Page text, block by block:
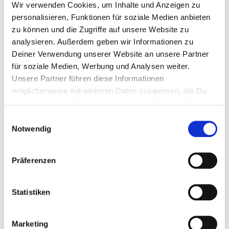
Wir verwenden Cookies, um Inhalte und Anzeigen zu
personalisieren, Funktionen für soziale Medien anbieten
zu können und die Zugriffe auf unsere Website zu
analysieren. Außerdem geben wir Informationen zu
Deiner Verwendung unserer Website an unsere Partner
für soziale Medien, Werbung und Analysen weiter.
Unsere Partner führen diese Informationen
möglicherweise mit weiteren Daten zusammen, die Du
Notwendig
Präferenzen
Statistiken
Marketing
PORTEZ !
HARA-NATURALS TE DONNE LA FORCE DE
VIVRE JOUR APRÈS JOUR LE CÔTÉ LE PLUS
BEAU ET MEILLEUR DE « TOI ». AVEC NOS
PRODUITS COSMÉTIQUES NATURELS OU BIO
DE GRANDE QUALITÉ, NOUS MISONS SUR LES
MEILLEURES SUBSTANCES ACTIVES
VÉGÉTALES EXISTANT DANS LA NATURE.
NOUS VEILLONS TOUJOURS À UN TRAITEMENT
TOUS LES COMPOSANTS.